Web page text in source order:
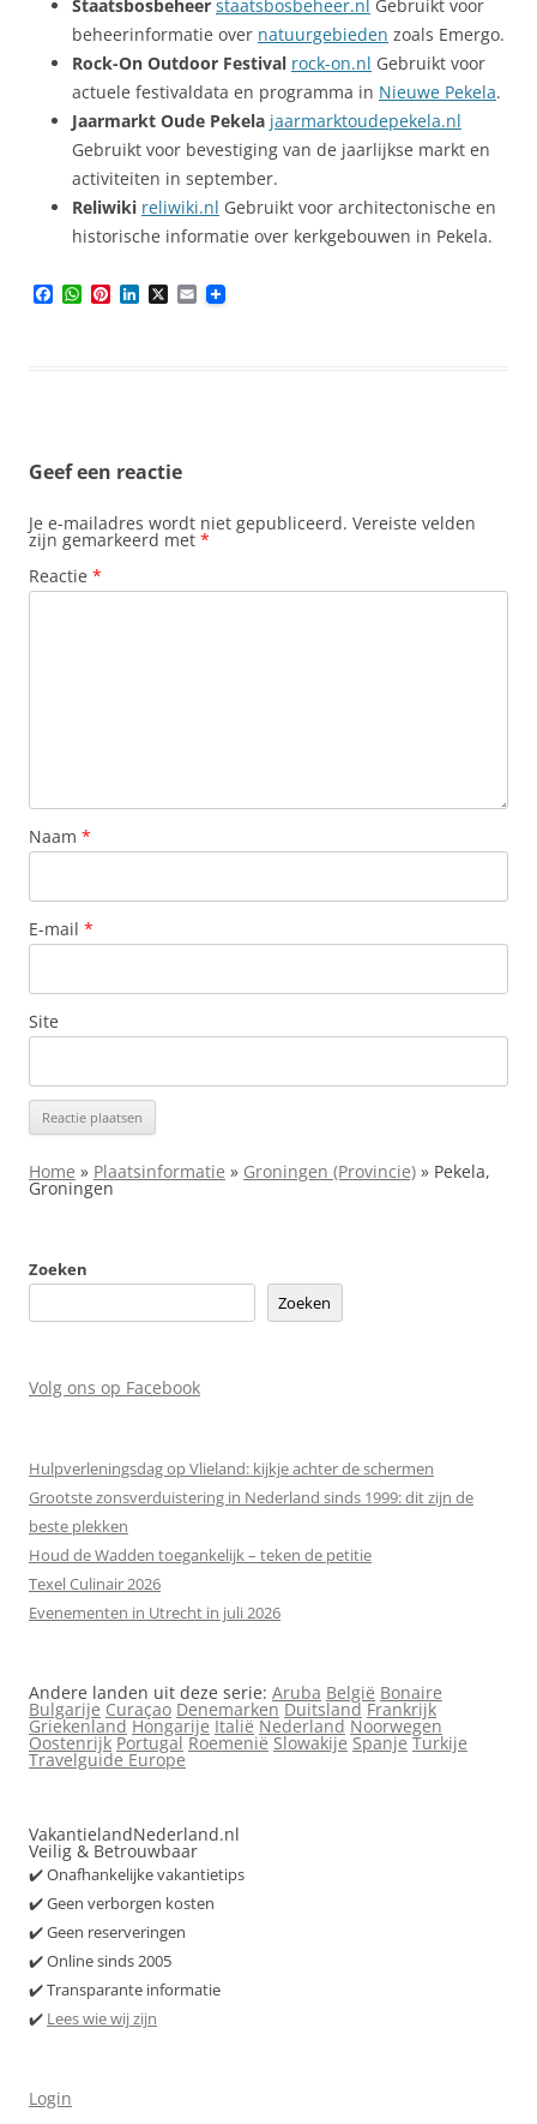
Staatsbosbeheer staatsbosbeheer.nl Gebruikt voor
beheerinformatie over natuurgebieden zoals Emergo.
Rock-On Outdoor Festival rock-on.nl Gebruikt voor
actuele festivaldata en programma in Nieuwe Pekela.
Jaarmarkt Oude Pekela jaarmarktoudepekela.nl
Gebruikt voor bevestiging van de jaarlijkse markt en
activiteiten in september.
Reliwiki reliwiki.nl Gebruikt voor architectonische en
historische informatie over kerkgebouwen in Pekela.
W P X E
m
Geef een reactie
Je e-mailadres wordt niet gepubliceerd. Vereiste velden
zijn gemarkeerd met *
Reactie *
Naam *
E-mail *
Site
Home » Plaatsinformatie » Groningen (Provincie) » Pekela,
Groningen
Zoeken
Zoeken
Volg ons op Facebook
Hulpverleningsdag op Vlieland: kijkje achter de schermen
Grootste zonsverduistering in Nederland sinds 1999: dit zijn de
beste plekken
Houd de Wadden toegankelijk – teken de petitie
Texel Culinair 2026
Evenementen in Utrecht in juli 2026
Andere landen uit deze serie: Aruba België Bonaire
Bulgarije Curaçao Denemarken Duitsland Frankrijk
Griekenland Hongarije Italië Nederland Noorwegen
Oostenrijk Portugal Roemenië Slowakije Spanje Turkije
Travelguide Europe
VakantielandNederland.nl
Veilig & Betrouwbaar
✔️ Onafhankelijke vakantietips
✔️ Geen verborgen kosten
✔️ Geen reserveringen
✔️ Online sinds 2005
✔️ Transparante informatie
✔️ Lees wie wij zijn
Login